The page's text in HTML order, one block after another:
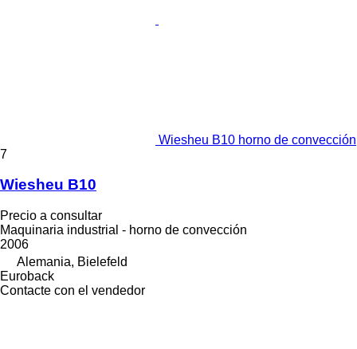
Wiesheu B10 horno de convección
7
Wiesheu B10
Precio a consultar
Maquinaria industrial - horno de convección
2006
Alemania, Bielefeld
Euroback
Contacte con el vendedor